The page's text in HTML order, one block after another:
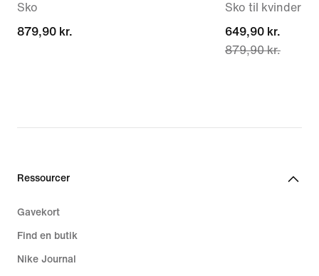
Sko
879,90 kr.
879,90 kr.
Sko til kvinder
current
price
879,90 kr.
649,90 kr.
879,90 kr.
Ressourcer
Gavekort
Find en butik
Nike Journal